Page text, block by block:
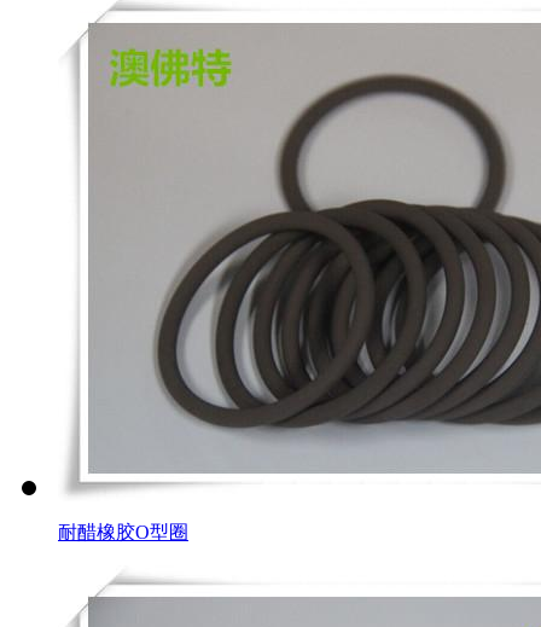
耐醋橡胶O型圈